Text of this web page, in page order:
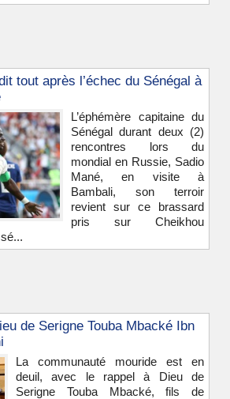
tout après l’échec du Sénégal à
L’éphémère capitaine du
Sénégal durant deux (2)
rencontres lors du
mondial en Russie, Sadio
Mané, en visite à
Bambali, son terroir
revient sur ce brassard
pris sur Cheikhou
de Serigne Touba Mbacké Ibn
La communauté mouride est en
deuil, avec le rappel à Dieu de
Serigne Touba Mbacké, fils de